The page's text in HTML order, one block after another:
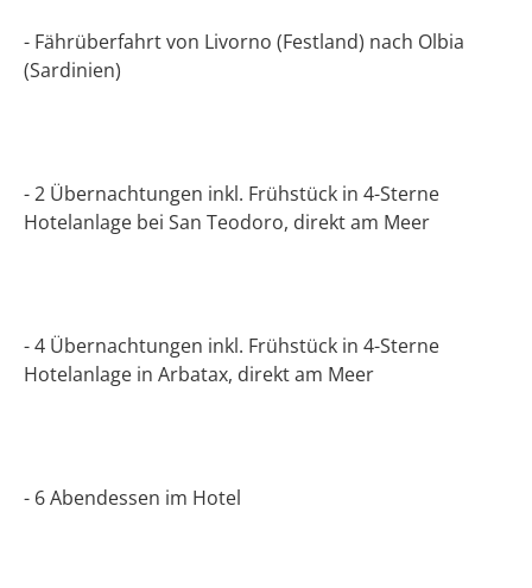
- Fährüberfahrt von Livorno (Festland) nach Olbia
(Sardinien)
- 2 Übernachtungen inkl. Frühstück in 4-Sterne
Hotelanlage bei San Teodoro, direkt am Meer
- 4 Übernachtungen inkl. Frühstück in 4-Sterne
Hotelanlage in Arbatax, direkt am Meer
- 6 Abendessen im Hotel